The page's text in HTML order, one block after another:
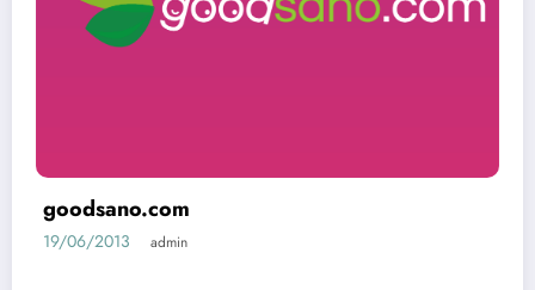
goodsano.com
19/06/2013 admin